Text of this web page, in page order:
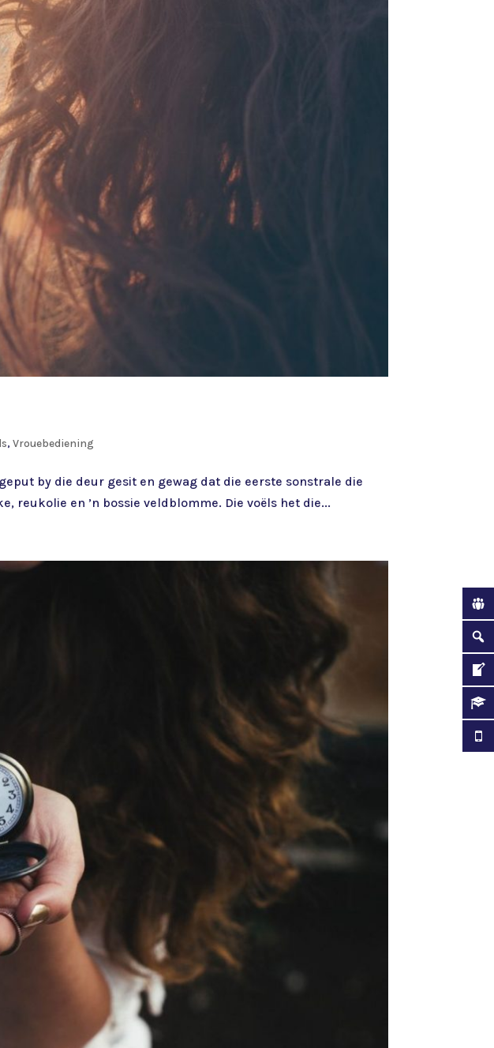
,Vrouebediening
by die deur gesit en gewag dat die eerste sonstrale die
reukolie en ’n bossie veldblomme. Die voëls het die...